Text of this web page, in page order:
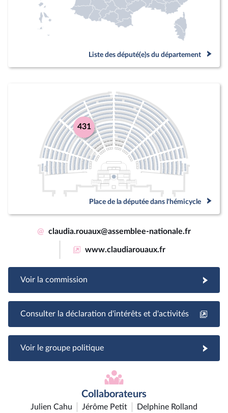
Liste des député(e)s du département
431
Place de la députée dans l'hémicycle
@ claudia.rouaux@assemblee-nationale.fr
www.claudiarouaux.fr
Voir la commission
Consulter la déclaration d'intérêts et d'activités
Voir le groupe politique
Collaborateurs
Julien Cahu Jérôme Petit Delphine Rolland